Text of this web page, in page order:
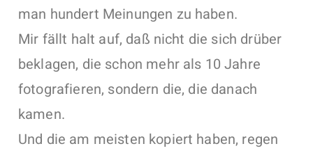
man hundert Meinungen zu haben.
Mir fällt halt auf, daß nicht die sich drüber
beklagen, die schon mehr als 10 Jahre
fotografieren, sondern die, die danach
kamen.
Und die am meisten kopiert haben, regen